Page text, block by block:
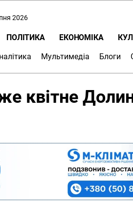
2026
ПОЛІТИКА ЕКОНОМІКА
Мультимедіа Блоги
квітне